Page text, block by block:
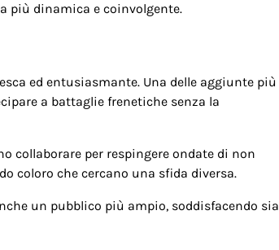
più dinamica e coinvolgente.
ed entusiasmante. Una delle aggiunte più
a battaglie frenetiche senza la
collaborare per respingere ondate di non
coloro che cercano una sfida diversa.
un pubblico più ampio, soddisfacendo sia